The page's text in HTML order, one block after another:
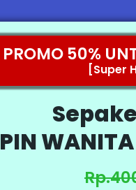
PROMO 50%
[Super